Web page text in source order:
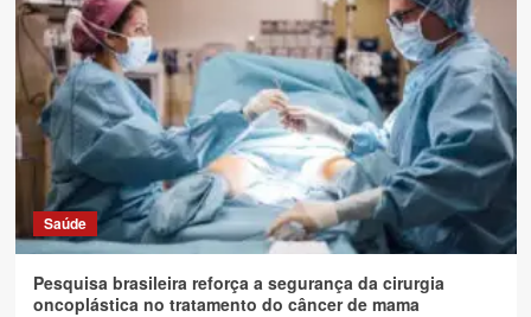
Saúde
Pesquisa brasileira reforça a segurança da cirurgia
oncoplástica no tratamento do câncer de mama